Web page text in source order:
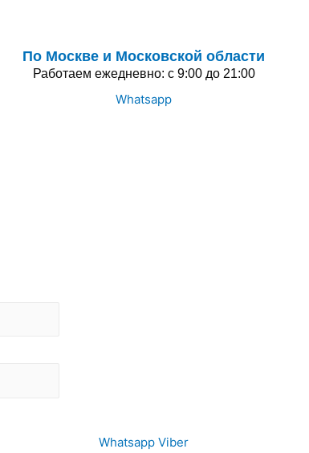
По Москве и Московской области
Работаем ежедневно: с 9:00 до 21:00
Whatsapp
Whatsapp Viber